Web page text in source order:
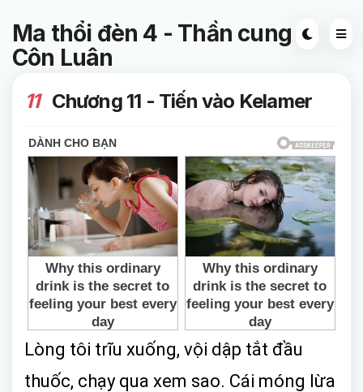
Ma thổi đèn 4 - Thần cung
Côn Luân
11 Chương 11 - Tiến vào Kelamer
Lòng tôi trĩu xuống, vội dập tắt đầu
thuốc, chạy qua xem sao. Cái móng lừa